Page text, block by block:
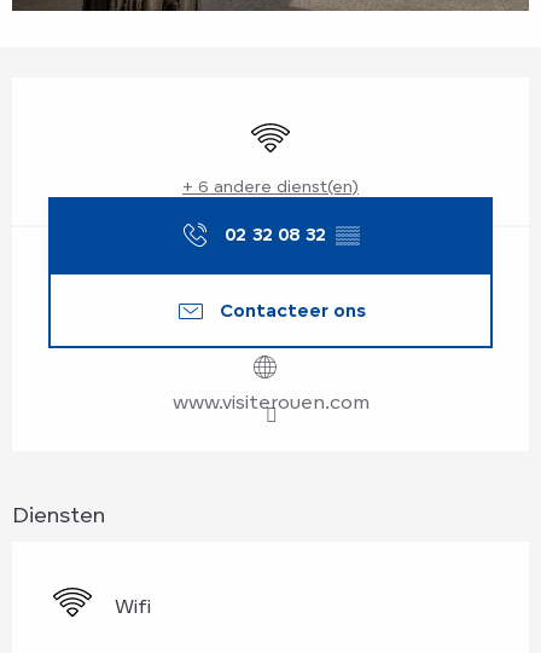
Wifi
+ 6 andere dienst(en)
02 32 08 32 ▒▒
Contacteer ons
www.visiterouen.com
Diensten
Wifi